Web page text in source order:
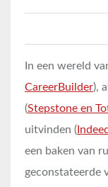
In een wereld
CareerBuilder),
(Stepstone en
uitvinden ( Indeed
een baken van
geconstateerde